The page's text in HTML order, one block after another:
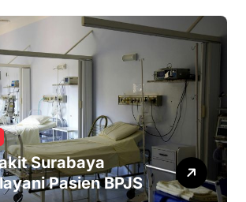
Surabaya
Pasien BPJS